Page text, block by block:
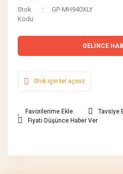
Stok
Kodu
GP-MH940XLY
GELİNCE
Stok için tel açınız
Tavsiye
Fiyatı Düşünce Haber Ver